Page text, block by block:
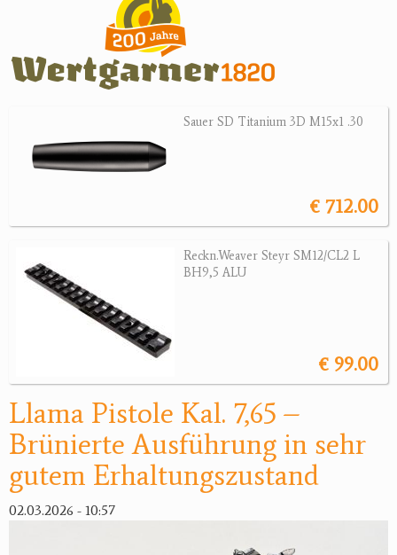
Kleinkalibergewehre
Repetiererbüchse
Luftdruckwaffen
Revolver
Sonstige Waffen
Bogensport
Bücher, Videos
Antikes
Geschenke
Sauer SD Titanium 3D M15x1 .30
€ 712.00
Reckn.Weaver Steyr SM12/CL2 L
BH9,5 ALU
€ 99.00
Llama Pistole Kal. 7,65 –
Brünierte Ausführung in sehr
gutem Erhaltungszustand
02.03.2026 - 10:57